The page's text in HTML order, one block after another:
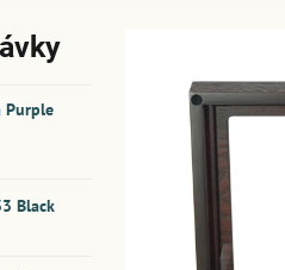
Purple
Black